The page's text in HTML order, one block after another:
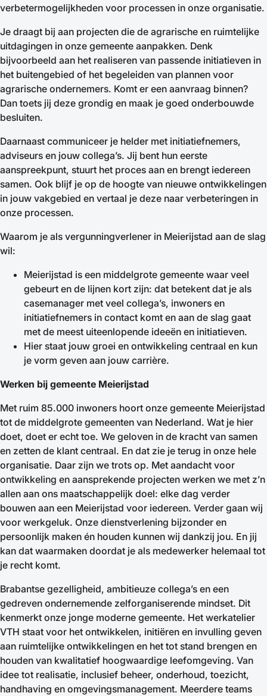
verbetermogelijkheden voor processen in onze organisatie.
Je draagt bij aan projecten die de agrarische en ruimtelijke
uitdagingen in onze gemeente aanpakken. Denk
bijvoorbeeld aan het realiseren van passende initiatieven in
het buitengebied of het begeleiden van plannen voor
agrarische ondernemers. Komt er een aanvraag binnen?
Dan toets jij deze grondig en maak je goed onderbouwde
besluiten.
Daarnaast communiceer je helder met initiatiefnemers,
adviseurs en jouw collega’s. Jij bent hun eerste
aanspreekpunt, stuurt het proces aan en brengt iedereen
samen. Ook blijf je op de hoogte van nieuwe ontwikkelingen
in jouw vakgebied en vertaal je deze naar verbeteringen in
onze processen.
Waarom je als vergunningverlener in Meierijstad aan de slag
wil:
Meierijstad is een middelgrote gemeente waar veel
gebeurt en de lijnen kort zijn: dat betekent dat je als
casemanager met veel collega’s, inwoners en
initiatiefnemers in contact komt en aan de slag gaat
met de meest uiteenlopende ideeën en initiatieven.
Hier staat jouw groei en ontwikkeling centraal en kun
je vorm geven aan jouw carrière.
Werken bij gemeente Meierijstad
Met ruim 85.000 inwoners hoort onze gemeente Meierijstad
tot de middelgrote gemeenten van Nederland. Wat je hier
doet, doet er echt toe. We geloven in de kracht van samen
en zetten de klant centraal. En dat zie je terug in onze hele
organisatie. Daar zijn we trots op. Met aandacht voor
ontwikkeling en aansprekende projecten werken we met z’n
allen aan ons maatschappelijk doel: elke dag verder
bouwen aan een Meierijstad voor iedereen. Verder gaan wij
voor werkgeluk. Onze dienstverlening bijzonder en
persoonlijk maken én houden kunnen wij dankzij jou. En jij
kan dat waarmaken doordat je als medewerker helemaal tot
je recht komt.
Brabantse gezelligheid, ambitieuze collega’s en een
gedreven ondernemende zelforganiserende mindset. Dit
kenmerkt onze jonge moderne gemeente. Het werkatelier
VTH staat voor het ontwikkelen, initiëren en invulling geven
aan ruimtelijke ontwikkelingen en het tot stand brengen en
houden van kwalitatief hoogwaardige leefomgeving. Van
idee tot realisatie, inclusief beheer, onderhoud, toezicht,
handhaving en omgevingsmanagement. Meerdere teams